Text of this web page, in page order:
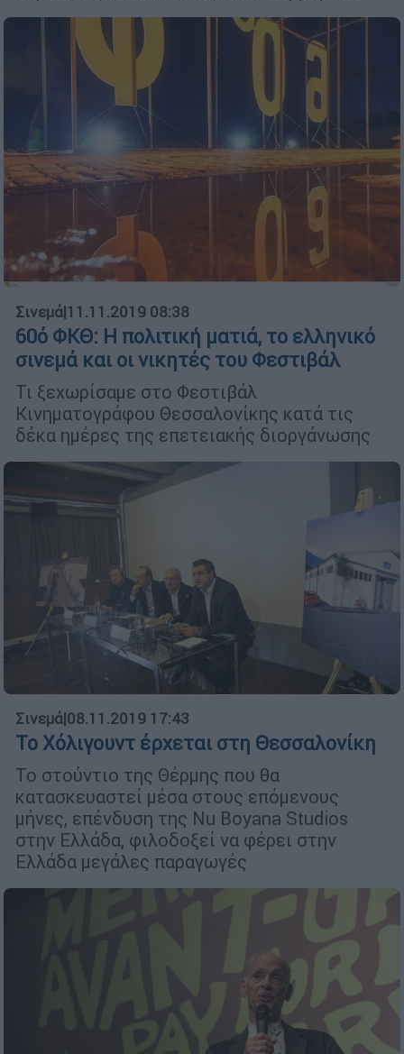
Σινεμά|11.11.2019 08:38
60ό ΦΚΘ: H πολιτική ματιά, το ελληνικό
σινεμά και οι νικητές του Φεστιβάλ
Τι ξεχωρίσαμε στο Φεστιβάλ
Κινηματογράφου Θεσσαλονίκης κατά τις
δέκα ημέρες της επετειακής διοργάνωσης
Σινεμά|08.11.2019 17:43
Το Χόλιγουντ έρχεται στη Θεσσαλονίκη
Το στούντιο της Θέρμης που θα
κατασκευαστεί μέσα στους επόμενους
μήνες, επένδυση της Nu Boyana Studios
στην Ελλάδα, φιλοδοξεί να φέρει στην
Ελλάδα μεγάλες παραγωγές